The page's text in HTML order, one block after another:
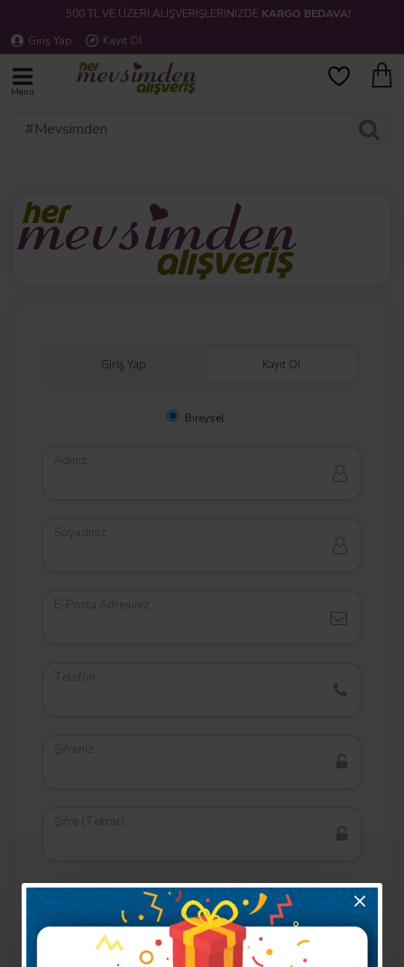
500 TL VE ÜZERİ ALIŞVERİŞLERİNİZDEKARGO BEDAVA!
Giriş Yap
Kayıt Ol
Giriş Yap Kayıt Ol
Bireysel
Şifre (Tekrar)
Kullanım Koşulları Sözleşmesini Onaylıyorum
Hesap Oluştur